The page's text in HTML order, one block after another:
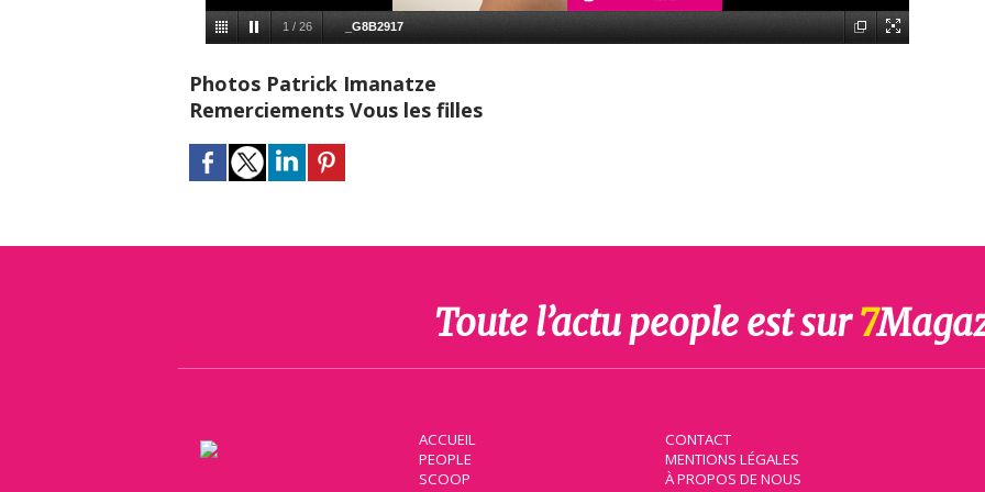
1 / 26 _G8B2917
Photos Patrick Imanatze
Remerciements Vous les filles
Toute l’actu people est sur7
ACCUEIL
PEOPLE
SCOOP
CONTACT
MENTIONS LÉGALES
À PROPOS DE NOUS